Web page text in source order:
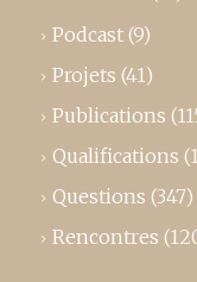
Podcast (9)
Projets (41)
Publications
Qualifications
Questions (347)
Rencontres